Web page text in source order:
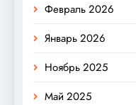
Февраль 2026
Январь 2026
Ноябрь 2025
Май 2025